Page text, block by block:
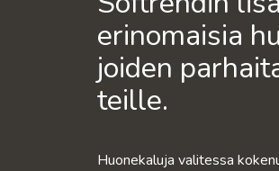
erinomaisia
joiden
teille.